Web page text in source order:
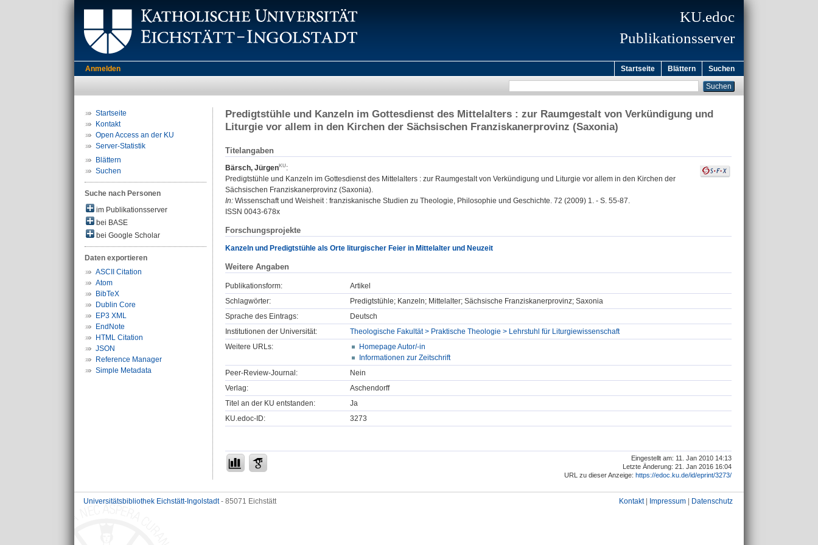
KU.edoc
Publikationsserver
Anmelden Startseite Blättern Suchen
Startseite
Kontakt
Open Access an der KU
Server-Statistik
Blättern
Suchen
Suche nach Personen
im Publikationsserver
bei BASE
bei Google Scholar
Daten exportieren
ASCII Citation
Atom
BibTeX
Dublin Core
EP3 XML
EndNote
HTML Citation
JSON
Reference Manager
Simple Metadata
Predigtstühle und Kanzeln im Gottesdienst des Mittelalters : zur Raumgestalt von Verkündigung und
Liturgie vor allem in den Kirchen der Sächsischen Franziskanerprovinz (Saxonia)
Titelangaben
Bärsch, Jürgen
:
Predigtstühle und Kanzeln im Gottesdienst des Mittelalters : zur Raumgestalt von Verkündigung und Liturgie vor allem in den Kirchen der
Sächsischen Franziskanerprovinz (Saxonia).
In: Wissenschaft und Weisheit : franziskanische Studien zu Theologie, Philosophie und Geschichte. 72 (2009) 1. - S. 55-87.
ISSN 0043-678x
Forschungsprojekte
Kanzeln und Predigtstühle als Orte liturgischer Feier in Mittelalter und Neuzeit
Weitere Angaben
Publikationsform:
Artikel
Schlagwörter:
Predigtstühle; Kanzeln; Mittelalter; Sächsische Franziskanerprovinz; Saxonia
Sprache des Eintrags:
Deutsch
Institutionen der Universität:
Theologische Fakultät > Praktische Theologie > Lehrstuhl für Liturgiewissenschaft
Weitere URLs:
Homepage Autor/-in
Informationen zur Zeitschrift
Peer-Review-Journal:
Nein
Verlag:
Aschendorff
Titel an der KU entstanden:
Ja
KU.edoc-ID:
3273
Eingestellt am: 11. Jan 2010 14:13
Letzte Änderung: 21. Jan 2016 16:04
URL zu dieser Anzeige: https://edoc.ku.de/id/eprint/3273/
Universitätsbibliothek Eichstätt-Ingolstadt- 85071 Eichstätt Kontakt| Impressum Datenschutz